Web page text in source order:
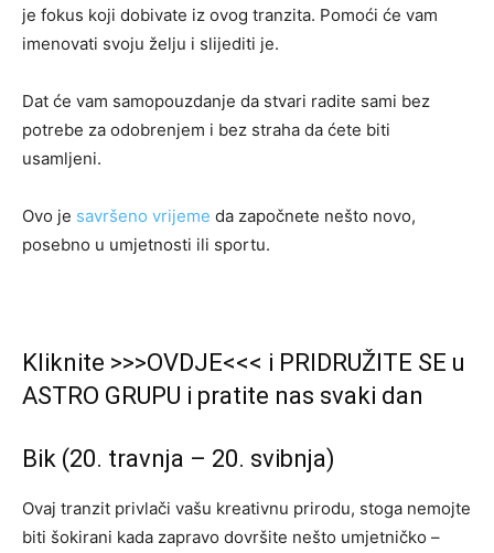
je fokus koji dobivate iz ovog tranzita. Pomoći će vam
imenovati svoju želju i slijediti je.
Dat će vam samopouzdanje da stvari radite sami bez
potrebe za odobrenjem i bez straha da ćete biti
usamljeni.
Ovo je savršeno vrijeme da započnete nešto novo,
posebno u umjetnosti ili sportu.
Kliknite >>>OVDJE<<< i PRIDRUŽITE SE u
ASTRO GRUPU i pratite nas svaki dan
Bik (20. travnja – 20. svibnja)
Ovaj tranzit privlači vašu kreativnu prirodu, stoga nemojte
biti šokirani kada zapravo dovršite nešto umjetničko –